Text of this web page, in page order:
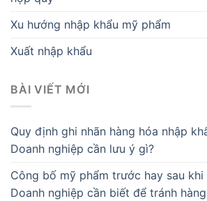
Xu hướng nhập khẩu mỹ phẩm
Xuất nhập khẩu
BÀI VIẾT MỚI
Quy định ghi nhãn hàng hóa nhập
Doanh nghiệp cần lưu ý gì?
Công bố mỹ phẩm trước hay sau khi
Doanh nghiệp cần biết để tránh